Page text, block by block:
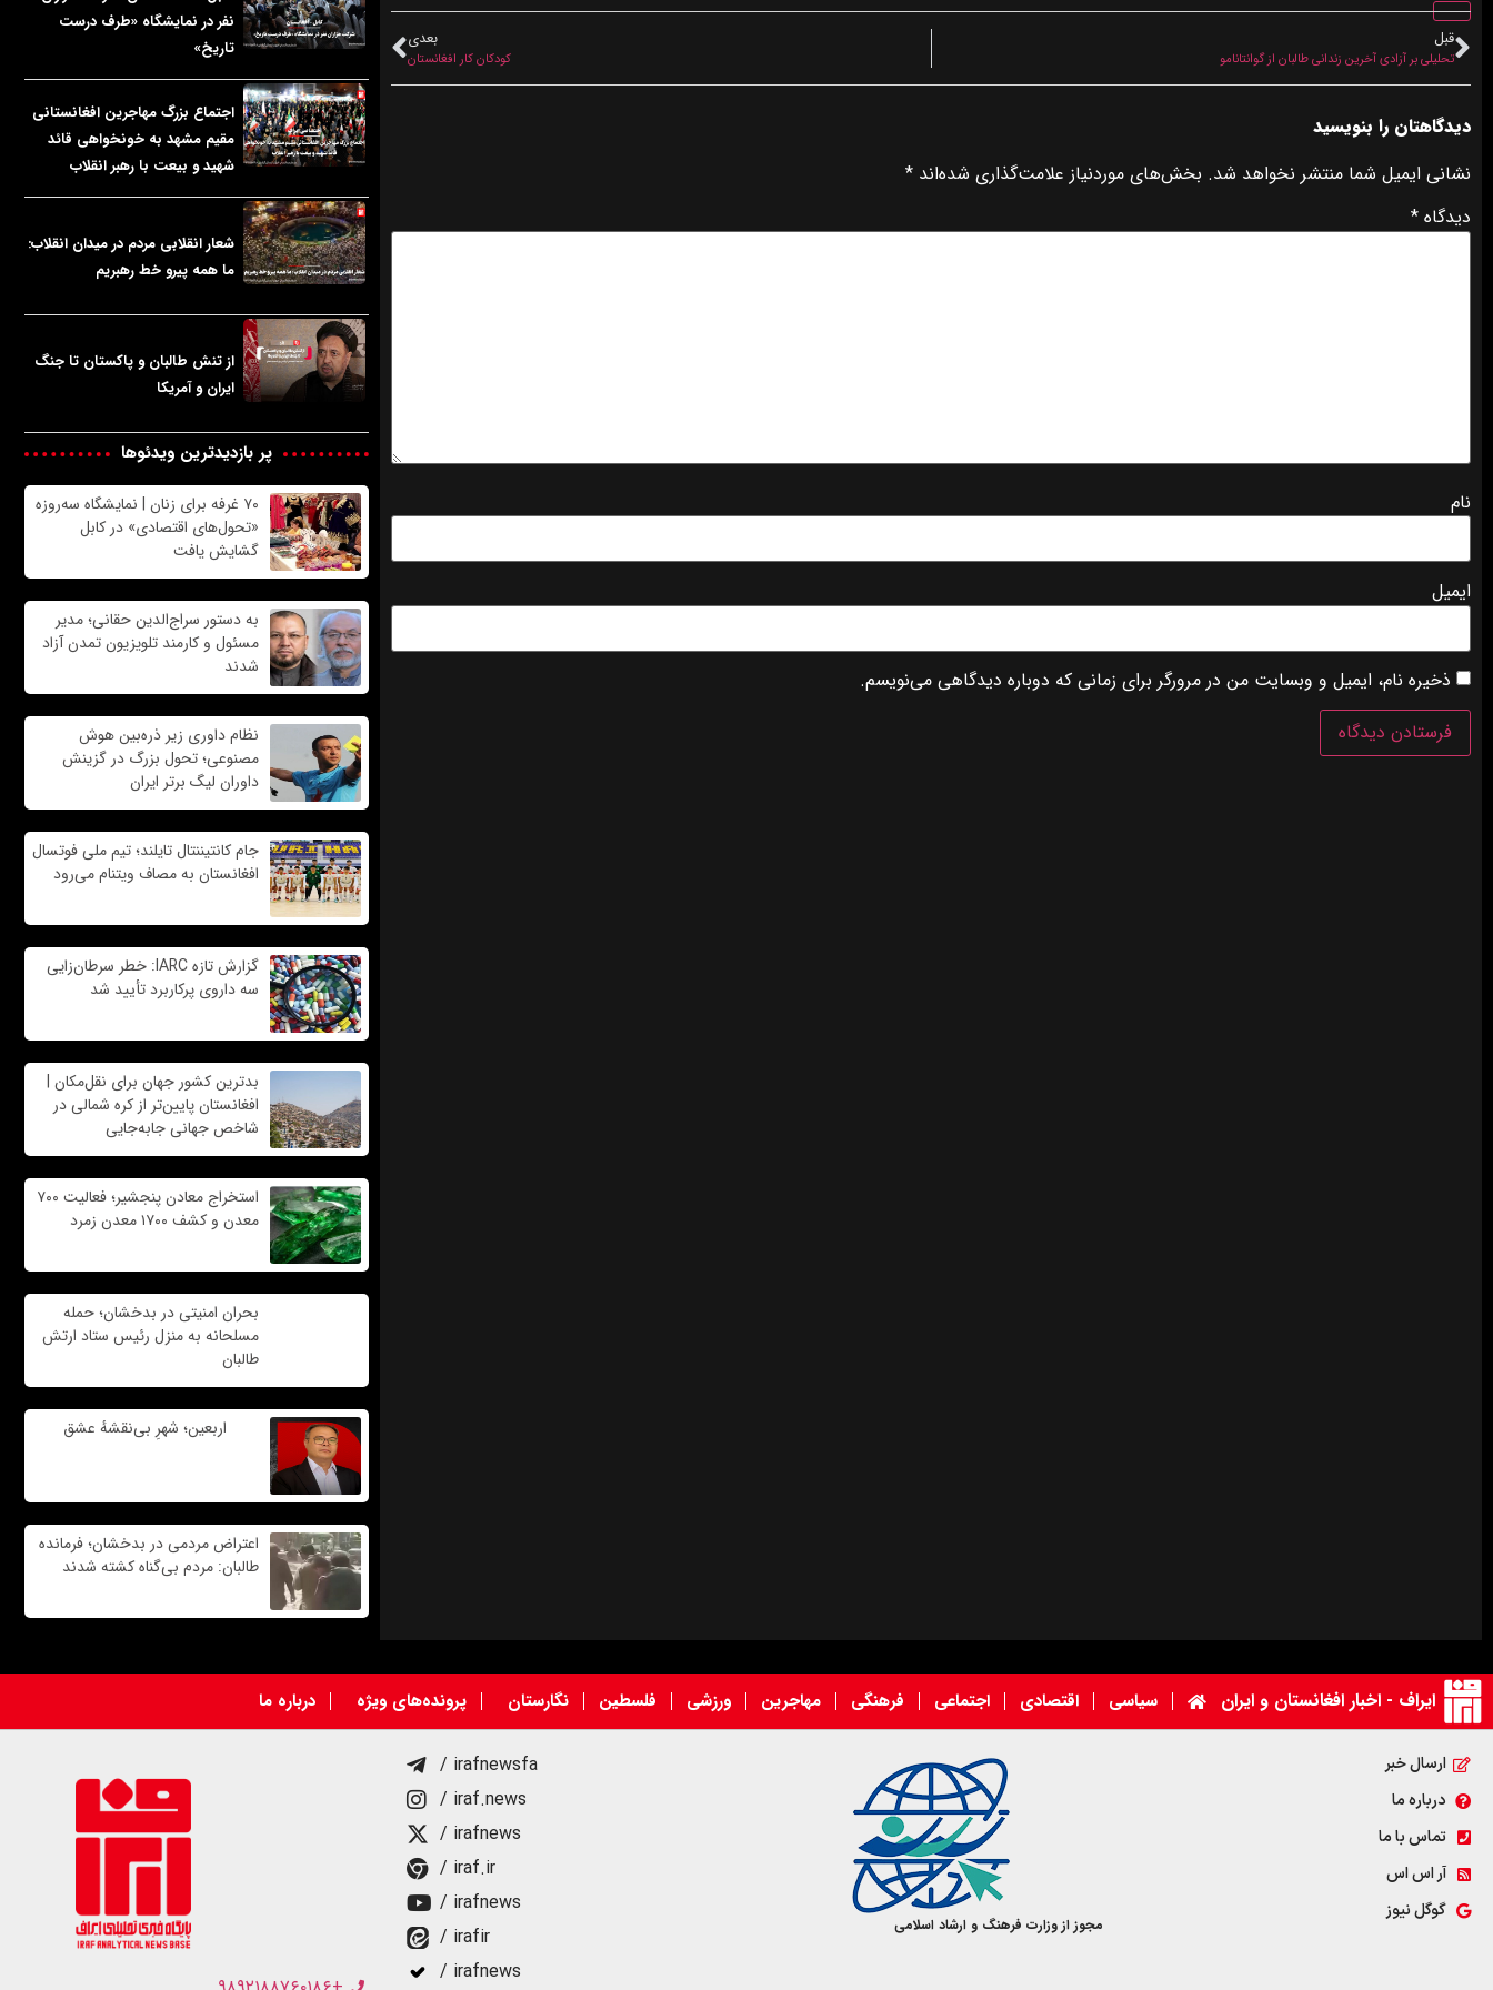
قبل
تحلیلی بر آزادی آخرین زندانی طالبان از گوانتانامو
بعدی
کودکان کار افغانستان
دیدگاهتان را بنویسید
نشانی ایمیل شما منتشر نخواهد شد. بخش‌های موردنیاز علامت‌گذاری شده‌اند *
دیدگاه *
نام
ایمیل
ذخیره نام، ایمیل و وبسایت من در مرورگر برای زمانی که دوباره دیدگاهی می‌نویسم.
نفر در نمایشگاه «طرف درست
تاریخ»
اجتماع بزرگ مهاجرین افغانستانی
مقیم مشهد به خونخواهی قائد
شهید و بیعت با رهبر انقلاب
شعار انقلابی مردم در میدان انقلاب:
ما همه پیرو خط رهبریم
از تنش طالبان و پاکستان تا جنگ
ایران و آمریکا
پر بازدیدترین ویدئوها
۷۰ غرفه برای زنان | نمایشگاه سه‌روزه
«تحول‌های اقتصادی» در کابل
گشایش یافت
به دستور سراج‌الدین حقانی؛ مدیر
مسئول و کارمند تلویزیون تمدن آزاد
شدند
نظام داوری زیر ذره‌بین هوش
مصنوعی؛ تحول بزرگ در گزینش
داوران لیگ برتر ایران
جام کانتیننتال تایلند؛ تیم ملی فوتسال
افغانستان به مصاف ویتنام می‌رود
گزارش تازه IARC: خطر سرطان‌زایی
سه داروی پرکاربرد تأیید شد
بدترین کشور جهان برای نقل‌مکان |
افغانستان پایین‌تر از کره شمالی در
شاخص جهانی جابه‌جایی
استخراج معادن پنجشیر؛ فعالیت ۷۰۰
معدن و کشف ۱۷۰۰ معدن زمرد
بحران امنیتی در بدخشان؛ حمله
مسلحانه به منزل رئیس ستاد ارتش
طالبان
اربعین؛ شهرِ بی‌نقشهٔ عشق
اعتراض مردمی در بدخشان؛ فرمانده
طالبان: مردم بی‌گناه کشته شدند
ایراف - اخبار افغانستان و ایران سیاسی اقتصادی اجتماعی فرهنگی مهاجرین ورزشی فلسطین نگارستان پرونده‌های ویژه درباره ما
ارسال خبر
درباره ما
تماس با ما
آر اس اس
گوگل نیوز
مجوز از وزارت فرهنگ و ارشاد اسلامی
/ irafnewsfa
/ iraf.news
/ irafnews
/ iraf.ir
/ irafnews
/ irafir
/ irafnews